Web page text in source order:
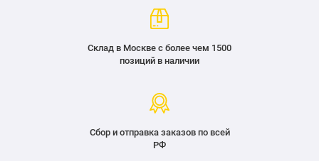
Склад в Москве с более чем 1500
позиций в наличии
Сбор и отправка заказов по всей
РФ